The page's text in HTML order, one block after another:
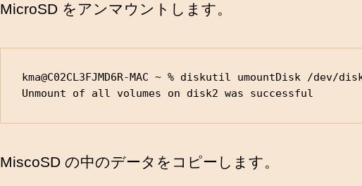
MicroSD をアンマウントします。
kma@C02CL3FJMD6R-MAC ~ % diskutil umountDisk /dev/
Unmount of all volumes on disk2 was successful
MiscoSD の中のデータをコピーします。